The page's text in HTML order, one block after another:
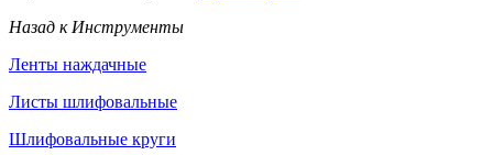
Назад к Инструменты
Ленты наждачные
Листы шлифовальные
Шлифовальные круги